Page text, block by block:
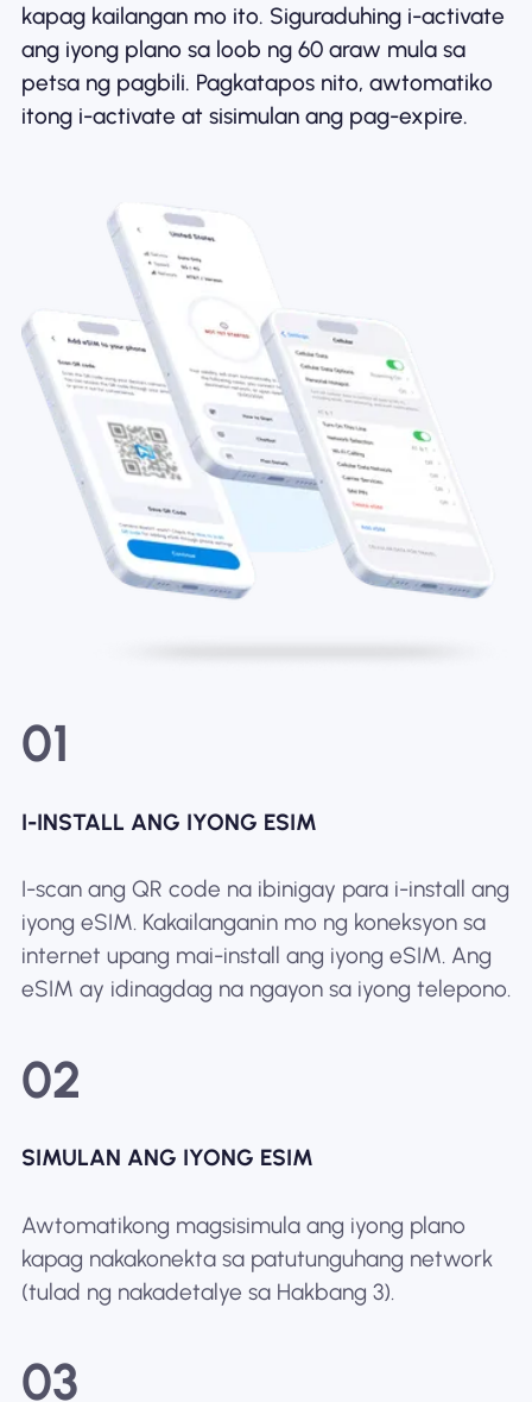
kapag kailangan mo ito. Siguraduhing i-activate
ang iyong plano sa loob ng 60 araw mula sa
petsa ng pagbili. Pagkatapos nito, awtomatiko
itong i-activate at sisimulan ang pag-expire.
01
I-INSTALL ANG IYONG ESIM
I-scan ang QR code na ibinigay para i-install ang
iyong eSIM. Kakailanganin mo ng koneksyon sa
internet upang mai-install ang iyong eSIM. Ang
eSIM ay idinagdag na ngayon sa iyong telepono.
02
SIMULAN ANG IYONG ESIM
Awtomatikong magsisimula ang iyong plano
kapag nakakonekta sa patutunguhang network
(tulad ng nakadetalye sa Hakbang 3).
03